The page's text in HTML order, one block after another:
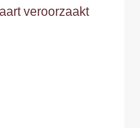
veroorzaakt